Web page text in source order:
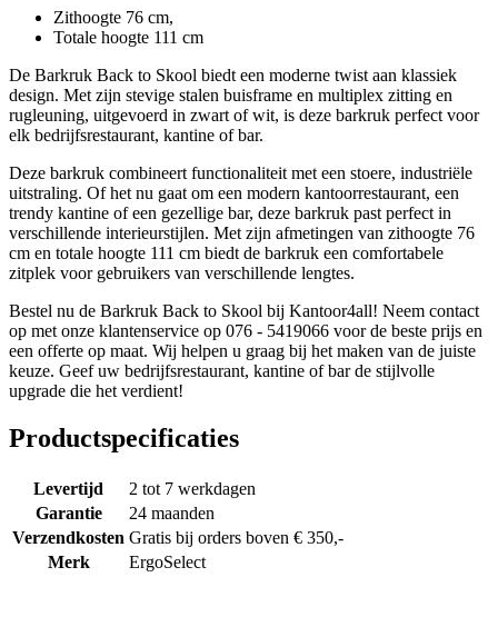
Zithoogte 76 cm,
Totale hoogte 111 cm
De Barkruk Back to Skool biedt een moderne twist aan klassiek
design. Met zijn stevige stalen buisframe en multiplex zitting en
rugleuning, uitgevoerd in zwart of wit, is deze barkruk perfect voor
elk bedrijfsrestaurant, kantine of bar.
Deze barkruk combineert functionaliteit met een stoere, industriële
uitstraling. Of het nu gaat om een modern kantoorrestaurant, een
trendy kantine of een gezellige bar, deze barkruk past perfect in
verschillende interieurstijlen. Met zijn afmetingen van zithoogte 76
cm en totale hoogte 111 cm biedt de barkruk een comfortabele
zitplek voor gebruikers van verschillende lengtes.
Bestel nu de Barkruk Back to Skool bij Kantoor4all! Neem contact
op met onze klantenservice op 076 - 5419066 voor de beste prijs en
een offerte op maat. Wij helpen u graag bij het maken van de juiste
keuze. Geef uw bedrijfsrestaurant, kantine of bar de stijlvolle
upgrade die het verdient!
Productspecificaties
Levertijd
2 tot 7 werkdagen
Garantie
24 maanden
Verzendkosten Gratis bij orders boven € 350,-
Merk
ErgoSelect